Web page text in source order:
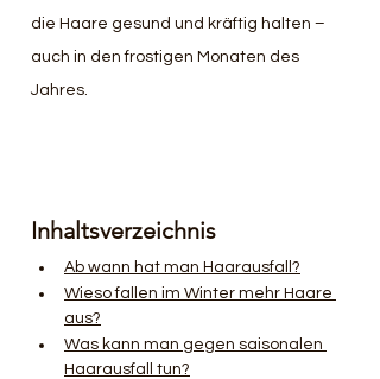
die Haare gesund und kräftig halten –
auch in den frostigen Monaten des
Jahres.
Inhaltsverzeichnis
Ab wann hat man Haarausfall?
Wieso fallen im Winter mehr Haare
aus?
Was kann man gegen saisonalen
Haarausfall tun?